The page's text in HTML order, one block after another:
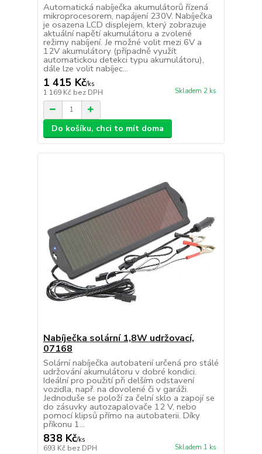
Automatická nabíječka akumulátorů řízená
mikroprocesorem, napájení 230V. Nabíječka
je osazena LCD displejem, který zobrazuje
aktuální napětí akumulátoru a zvolené
režimy nabíjení. Je možné volit mezi 6V a
12V akumulátory (případně využít
automatickou detekci typu akumulátoru),
dále lze volit nabíjec...
1 415 Kč/ks
1 169 Kč bez DPH Skladem 2 ks
Do košíku, chci to mít doma
Nabíječka solární 1,8W udržovací,
07168
Solární nabíječka autobaterií určená pro stálé
udržování akumulátoru v dobré kondici.
Ideální pro použití při delším odstavení
vozidla, např. na dovolené či v garáži.
Jednoduše se položí za čelní sklo a zapojí se
do zásuvky autozapalovače 12 V, nebo
pomocí klipsů přímo na autobaterii. Díky
příkonu 1...
838 Kč/ks
693 Kč bez DPH Skladem 1 ks